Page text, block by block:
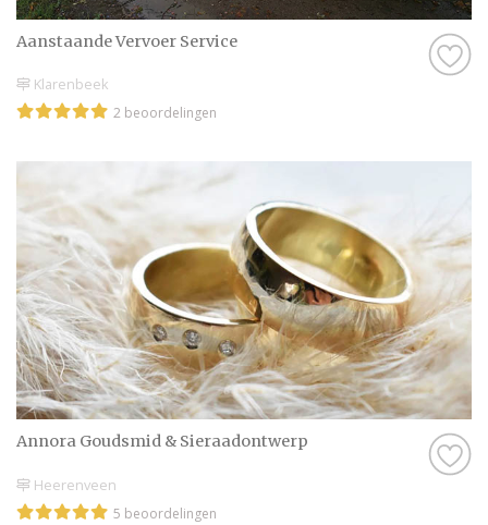
Aanstaande Vervoer Service
Klarenbeek
2 beoordelingen
Annora Goudsmid & Sieraadontwerp
Heerenveen
5 beoordelingen